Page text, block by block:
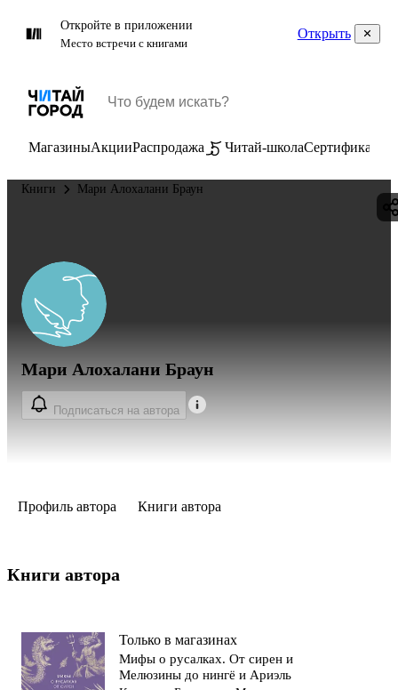
Откройте в приложении
Место встречи с книгами
Открыть
МагазиныАкцииРаспродажа Читай-школаСертификаты
Книги Мари Алохалани Браун
Мари Алохалани Браун
Подписаться на автора
Профиль автора Книги автора
Книги автора
Только в магазинах
Мифы о русалках. От сирен и
Мелюзины до нингё и Ариэль